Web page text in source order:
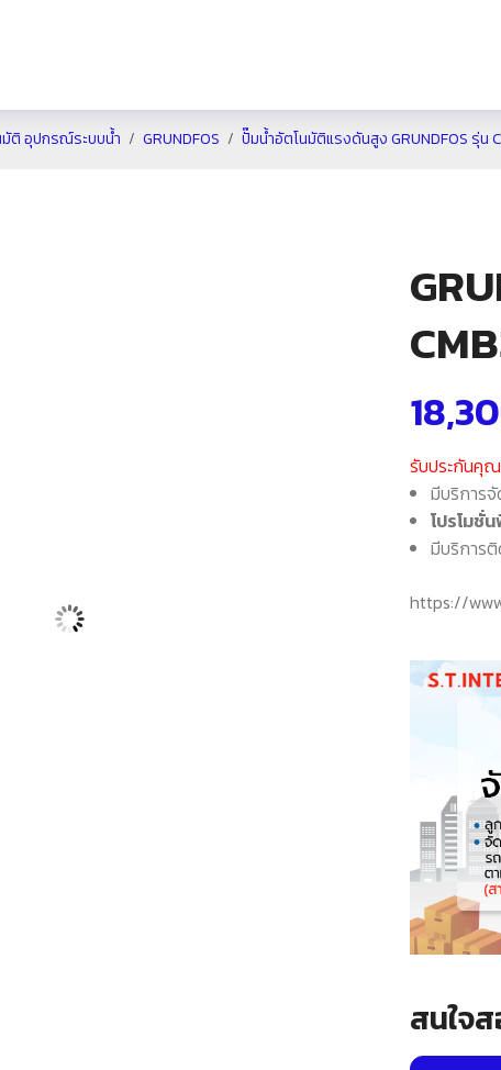
ติ อุปกรณ์ระบบน้ำ GRUNDFOS ปั๊มน้ำอัตโนมัติแรงดันสูง GRUNDFOS รุ่น
รับประกันคุ
มีบริการ
โปรโมชั่
มีบริการ
https://
สนใจ